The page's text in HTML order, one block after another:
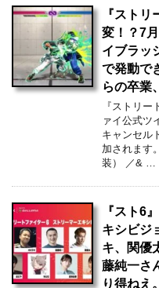
『スト
変！？7
イブラッ
で発動で
らの卒業
『ストリ
ァイ公式ツ
キャンセル
加されます
装） ／& …
『スト6
キシビジ
キ、関優
藤純一さ
り得ねえ。